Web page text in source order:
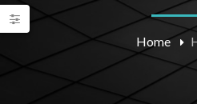
Home